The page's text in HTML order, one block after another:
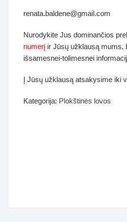
renata.baldene@gmail.com
Nurodykite Jus dominančios
numerį ir Jūsų užklausą mums,
išsamesnei-tolimesnei
Į Jūsų užklausą atsakysime iki
Kategorija: Plokštinės lovos